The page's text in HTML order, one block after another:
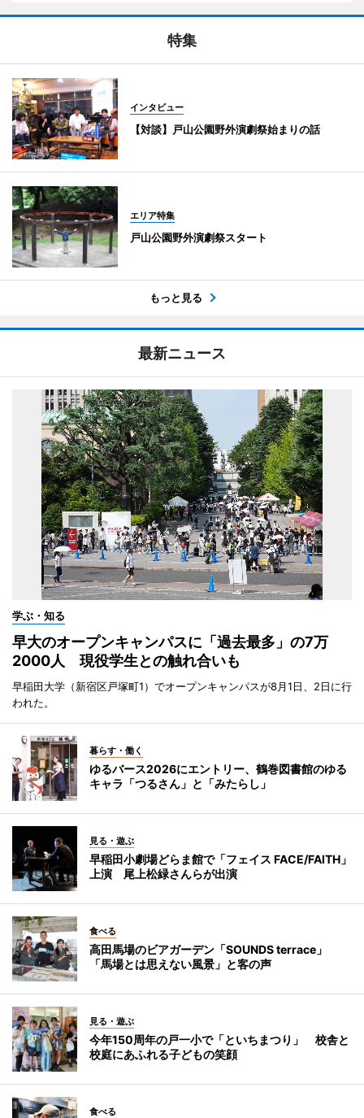
特集
インタビュー
【対談】戸山公園野外演劇祭始まりの話
エリア特集
戸山公園野外演劇祭スタート
もっと見る
最新ニュース
学ぶ・知る
早大のオープンキャンパスに「過去最多」の7万
2000人 現役学生との触れ合いも
早稲田大学（新宿区戸塚町1）でオープンキャンパスが8月1日、2日に行
われた。
暮らす・働く
ゆるバース2026にエントリー、鶴巻図書館のゆる
キャラ「つるさん」と「みたらし」
見る・遊ぶ
早稲田小劇場どらま館で「フェイス FACE/FAITH」
上演 尾上松緑さんらが出演
食べる
高田馬場のビアガーデン「SOUNDS terrace」
「馬場とは思えない風景」と客の声
見る・遊ぶ
今年150周年の戸一小で「といちまつり」 校舎と
校庭にあふれる子どもの笑顔
食べる